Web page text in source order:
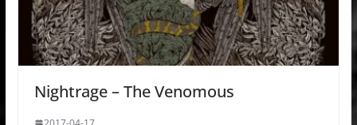
Nightrage – The Venomous